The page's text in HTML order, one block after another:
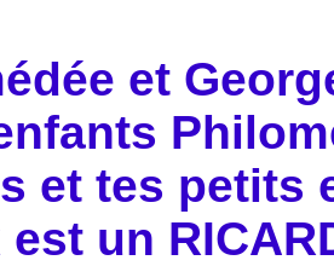
et
et tes petits
un